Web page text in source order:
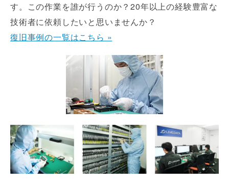
す。この作業を誰が行うのか？20年以上の経験豊富な
技術者に依頼したいと思いませんか？
復旧事例の一覧はこちら »